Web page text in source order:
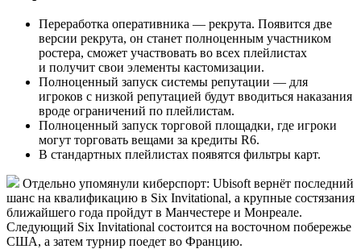
Переработка оперативника — рекрута. Появится две
версии рекрута, он станет полноценным участником
ростера, сможет участвовать во всех плейлистах
и получит свои элементы кастомизации.
Полноценный запуск системы репутации — для
игроков с низкой репутацией будут вводиться наказания
вроде ограничений по плейлистам.
Полноценный запуск торговой площадки, где игроки
могут торговать вещами за кредиты R6.
В стандартных плейлистах появятся фильтры карт.
Отдельно упомянули киберспорт: Ubisoft вернёт последний
шанс на квалификацию в Six Invitational, а крупные состязания
ближайшего года пройдут в Манчестере и Монреале.
Следующий Six Invitational состоится на восточном побережье
США, а затем турнир поедет во Францию.